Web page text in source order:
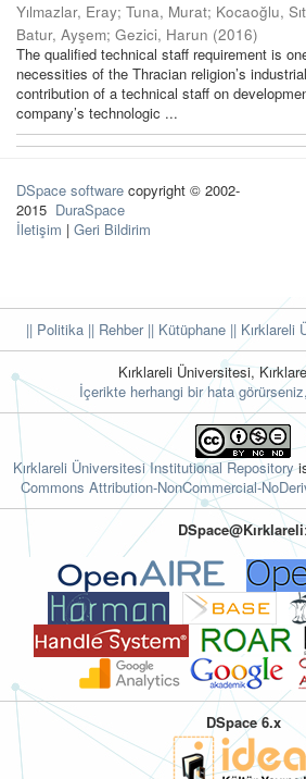
Yılmazlar, Eray; Tuna, Murat; Kocaoğlu,
Batur, Ayşem; Gezici, Harun (2016)
The qualified technical staff requirement is
necessities of the Thracian religion’s
contribution of a technical staff on
company’s technologic ...
DSpace software copyright © 2002-
2015 DuraSpace
İletişim | Geri Bildirim
|| Politika || Rehber|| Kütüphane || Kırklareli
Kırklareli Üniversitesi,
İçerikte herhangi bir hata
Kırklareli Üniversitesi Institutional Repository
Commons Attribution-NonCommercial-
DSpace@Kırklareli
DSpace 6.x